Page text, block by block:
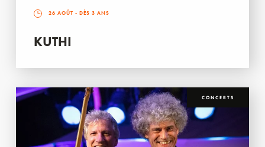
26 AOÛT - DÈS 3 ANS
KUTHI
CONCERTS